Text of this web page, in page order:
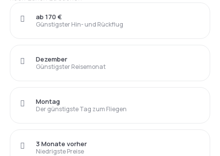
Günstigster Hin- und Rückflug
ab 170 €
Günstigster Reisemonat
Dezember
Der günstigste Tag zum Fliegen
Montag
Niedrigste Preise
3 Monate vorher